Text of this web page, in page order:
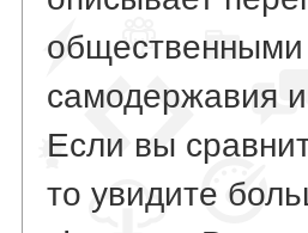
самодержавия
Если вы
то увидите